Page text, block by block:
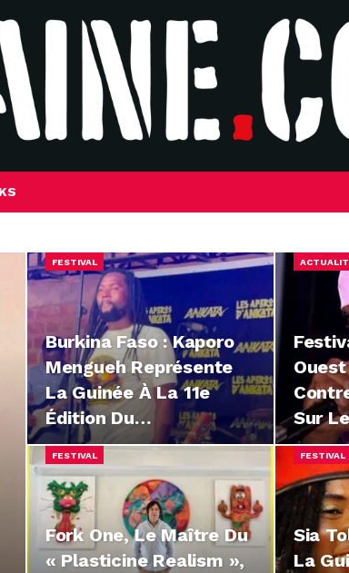
FESTIVAL
Burkina Faso : Kaporo
Mengueh Représente
La Guinée À La 11e
Édition Du…
Sur
FESTIVAL
Fork One, Le Maître Du
« Plasticine Realism »,
FESTIVAL
Sia
La